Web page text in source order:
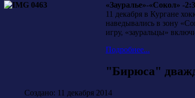
«Зауралье»-«Сокол» -
11 декабря в Кургане
наведывались в зону
игру, «зауральцы»
Подробнее...
"Бирюса"
Создано: 11 декабря 2014